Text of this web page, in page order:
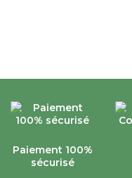
Paiement 100%
sécurisé